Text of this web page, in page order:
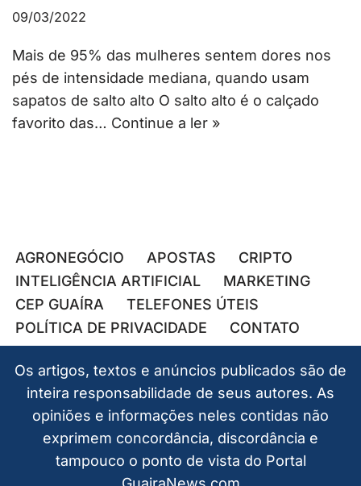
09/03/2022
Mais de 95% das mulheres sentem dores nos
pés de intensidade mediana, quando usam
sapatos de salto alto O salto alto é o calçado
favorito das… Continue a ler »
AGRONEGÓCIO APOSTAS
CRIPTO
INTELIGÊNCIA ARTIFICIAL
MARKETING
CEP GUAÍRA
TELEFONES ÚTEIS
POLÍTICA DE PRIVACIDADE
CONTATO
Os artigos, textos e anúncios publicados são de
inteira responsabilidade de seus autores. As
opiniões e informações neles contidas não
exprimem concordância, discordância e
tampouco o ponto de vista do Portal